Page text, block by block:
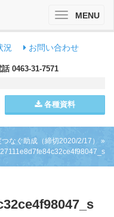
況 お問い合わせ
話 0463-31-7571
各種資料
ToggleMENU
なぐ助成（締切2020/2/17）
»